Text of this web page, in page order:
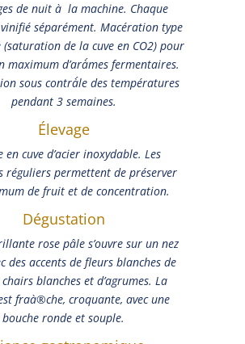
de nuit à la machine. Chaque
séparément. Macération type
de la cuve en CO2) pour
maximum d’arà´mes fermentaires.
sous contrà´le des températures
pendant 3 semaines.
Élevage
en cuve d’acier inoxydable. Les
réguliers permettent de préserver
de fruit et de concentration.
Dégustation
rose pâle s’ouvre sur un nez
des accents de fleurs blanches de
blanches et d’agrumes. La
fraà®che, croquante, avec une
bouche ronde et souple.